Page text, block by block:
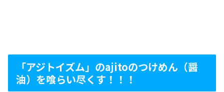
「アジトイズム」のajitoのつけめん（醤
油）を喰らい尽くす！！！